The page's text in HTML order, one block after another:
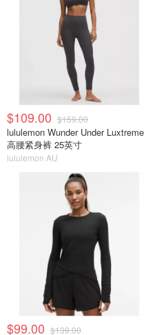
$109.00 $159.00
lululemon Wunder Under Luxtreme
高腰紧身裤 25英寸
lululemon AU
$99.00 $139.00